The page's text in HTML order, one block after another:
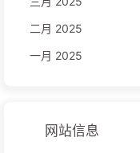
二月 2025
一月 2025
网站信息